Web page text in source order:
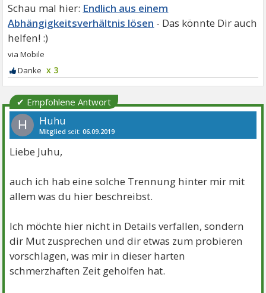
Endlich aus einem
Abhängigkeitsverhältnis lösen
x 3
✔ Empfohlene Antwort
H Huhu
Mitglied seit:06.09.2019
Liebe Juhu,
auch ich hab eine solche Trennung hinter mir mit
allem was du hier beschreibst.
Ich möchte hier nicht in Details verfallen, sondern
dir Mut zusprechen und dir etwas zum probieren
vorschlagen, was mir in dieser harten
schmerzhaften Zeit geholfen hat.